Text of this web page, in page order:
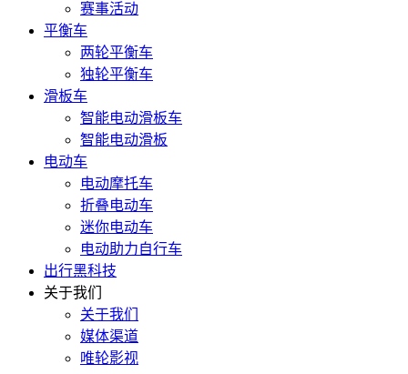
赛事活动
平衡车
两轮平衡车
独轮平衡车
滑板车
智能电动滑板车
智能电动滑板
电动车
电动摩托车
折叠电动车
迷你电动车
电动助力自行车
出行黑科技
关于我们
关于我们
媒体渠道
唯轮影视